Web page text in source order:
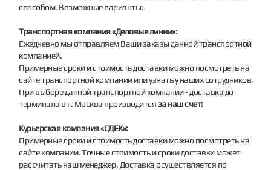
способом. Возможные варианты:
Транспортная компания «Деловые линии»:
Ежедневно мы отправляем Ваши заказы данной транспортной
компанией.
Примерные сроки и стоимость доставки можно посмотреть на
сайте транспортной компании или узнать у наших сотрудников.
При выборе данной транспортной компании - доставка до
терминала в г. Москва производитсяза наш счет!
Курьерская компания «СДЕК»:
Примерные сроки и стоимость доставки можно посмотреть на
сайте компании. Точные стоимость и сроки доставки может
рассчитать наш менеджер. Доставка осуществляется по